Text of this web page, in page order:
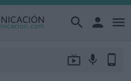
search person menu
live_tv mic phone_android